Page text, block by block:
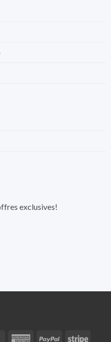
exclusives!
MasterCardAmericanPayPal Stripe